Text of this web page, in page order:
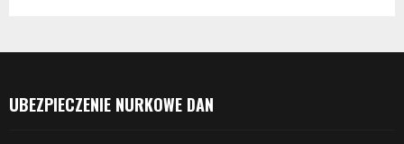
UBEZPIECZENIE NURKOWE DAN